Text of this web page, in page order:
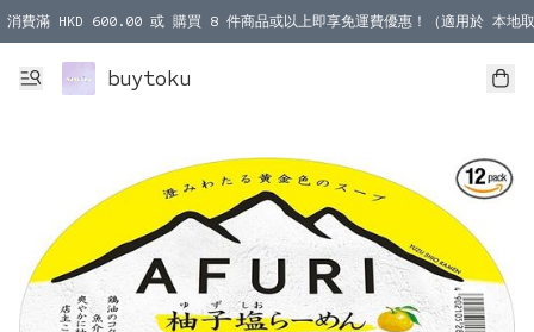
消費滿 HKD 600.00 或 購買 8 件商品或以上即享免運費優惠！（適用於 本地
消費滿 HKD 1000.00 或 購買 100 件商品或以上即享免運費優惠！（適用於
buytoku